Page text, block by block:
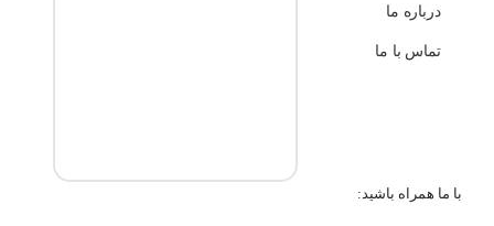
درباره ما
تماس با ما
با ما همراه باشید: